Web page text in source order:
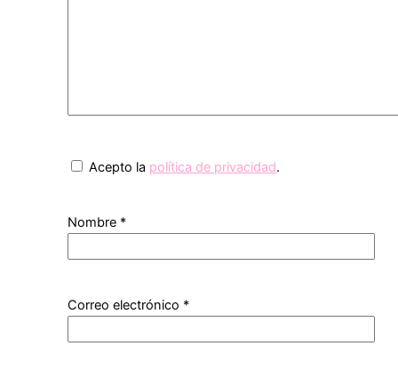
Acepto la política de privacidad.
Nombre *
Correo electrónico *